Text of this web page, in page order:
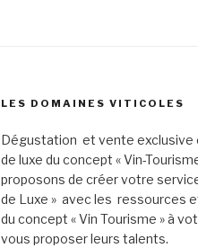
LES DOMAINES VITICOLES
Dégustation et vente exclusive
de luxe du concept « Vin-
proposons de créer votre
de Luxe » avec les ressources
du concept « Vin Tourisme » à
vous proposer leurs talents.